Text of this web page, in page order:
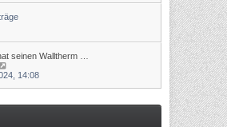
r
a
s
B
a
seinen Walltherm …
e
s
14:08